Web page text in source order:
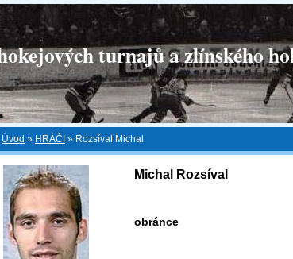
turnajů a zlínského
Úvod » HRÁČI » Rozsíval Michal
Michal Rozsíval
obránce